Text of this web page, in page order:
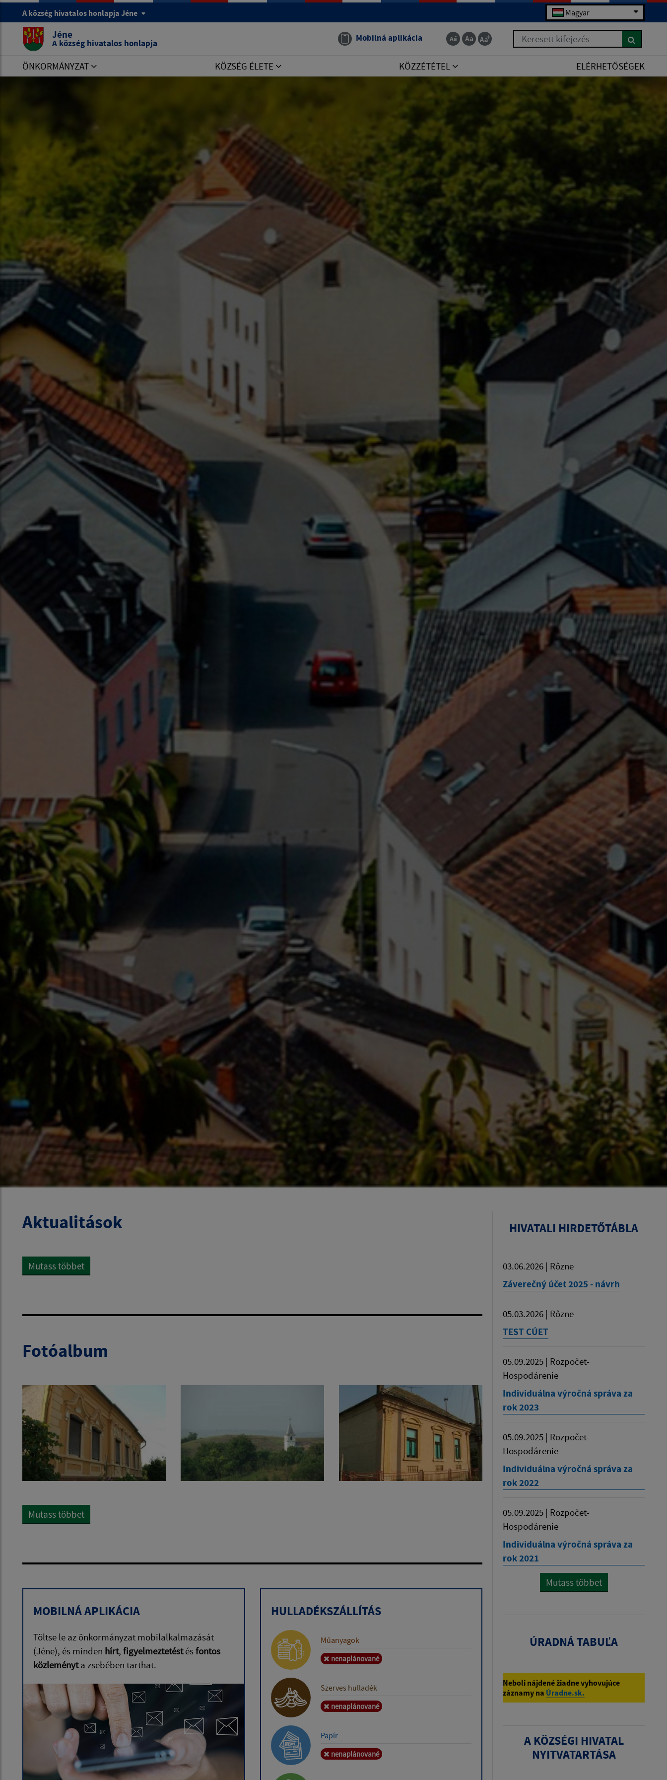
A község hivatalos honlapja Jéne Magyar
Jéne
A község hivatalos honlapja Mobilná aplikácia Keresett kifejezés
ÖNKORMÁNYZAT KÖZSÉG ÉLETE KÖZZÉTÉTEL ELÉRHETŐSÉGEK
Aktualitások
Mutass többet
Fotóalbum
Mutass többet
MOBILNÁ APLIKÁCIA
Töltse le az önkormányzat mobilalkalmazását
(Jéne), és minden hírt, figyelmeztetéstésfontos
közleményta zsebében tarthat.
HULLADÉKSZÁLLÍTÁS
Műanyagok
nenaplánované
Szerves hulladék
nenaplánované
Papír
nenaplánované
HIVATALI HIRDETŐTÁBLA
03.06.2026 | Rôzne
Záverečný účet 2025 - návrh
05.03.2026 | Rôzne
TEST CÚET
05.09.2025 | Rozpočet-
Hospodárenie
Individuálna výročná správa za
rok 2023
05.09.2025 | Rozpočet-
Hospodárenie
Individuálna výročná správa za
rok 2022
05.09.2025 | Rozpočet-
Hospodárenie
Individuálna výročná správa za
rok 2021
Mutass többet
ÚRADNÁ TABUĽA
Neboli nájdené žiadne vyhovujúce
záznamy na Úradne.sk.
A KÖZSÉGI HIVATAL
NYITVATARTÁSA